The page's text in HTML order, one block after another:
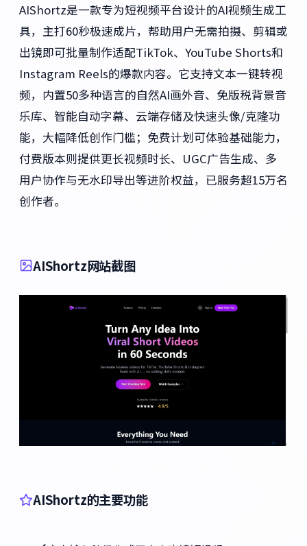
AIShortz是一款专为短视频平台设计的AI视频生成工
具，主打60秒极速成片，帮助用户无需拍摄、剪辑或
出镜即可批量制作适配TikTok、YouTube Shorts和
Instagram Reels的爆款内容。它支持文本一键转视
频，内置50多种语言的自然AI画外音、免版税背景音
乐库、智能自动字幕、云端存储及快速头像/克隆功
能，大幅降低创作门槛；免费计划可体验基础能力，
付费版本则提供更长视频时长、UGC广告生成、多
用户协作与无水印导出等进阶权益，已服务超15万名
创作者。
AIShortz网站截图
AIShortz的主要功能